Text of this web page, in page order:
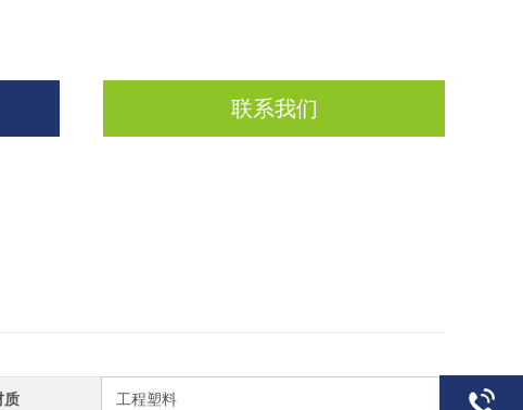
联系我们
质 工程塑料